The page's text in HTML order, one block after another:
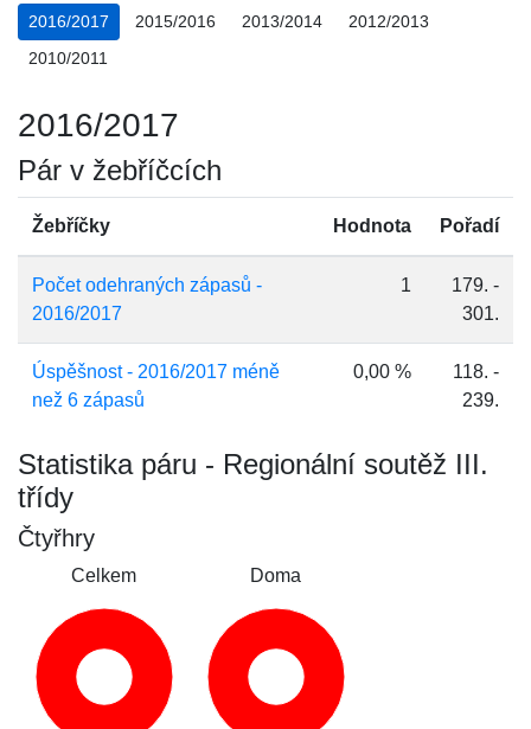
2016/2017 2015/2016 2013/2014
2012/2013
2010/2011
2016/2017
Pár v žebříčcích
Žebříčky Hodnota Pořadí
Počet odehraných zápasů -
2016/2017
1
179. -
301.
Úspěšnost - 2016/2017 méně
než 6 zápasů
0,00 %
118. -
239.
Statistika páru - Regionální soutěž III.
třídy
Čtyřhry
Celkem Doma